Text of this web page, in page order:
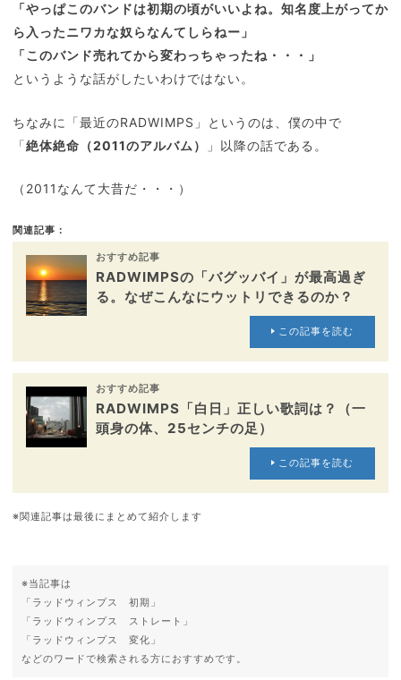
「やっぱこのバンドは初期の頃がいいよね。知名度上がってか
ら入ったニワカな奴らなんてしらねー」
「このバンド売れてから変わっちゃったね・・・」
というような話がしたいわけではない。
ちなみに「最近のRADWIMPS」というのは、僕の中で
「絶体絶命（2011のアルバム） 」以降の話である。
（2011なんて大昔だ・・・）
関連記事：
おすすめ記事
RADWIMPSの「バグッバイ」が最高過ぎ
る。なぜこんなにウットリできるのか？
この記事を読む
おすすめ記事
RADWIMPS「白日」正しい歌詞は？（一
頭身の体、25センチの足）
この記事を読む
※関連記事は最後にまとめて紹介します
※当記事は
「ラッドウィンプス 初期」
「ラッドウィンプス ストレート」
「ラッドウィンプス 変化」
などのワードで検索される方におすすめです。